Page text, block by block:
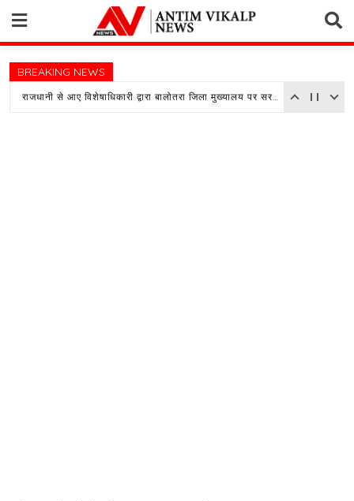
content
BREAKING NEWS
राजधानी से आए विशेषाधिकारी द्वारा बालोतरा जिला मुख्यालय पर सरकारी अस्पताल का किया औचक निरीक्षण